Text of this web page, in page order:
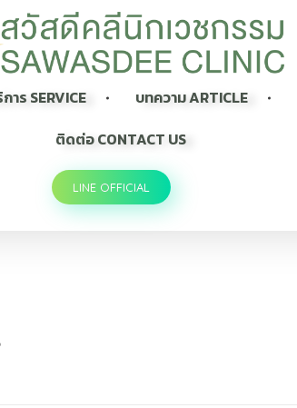
าร SERVICE บทความ ARTICLE
ติดต่อ CONTACT US
LINE OFFICIAL